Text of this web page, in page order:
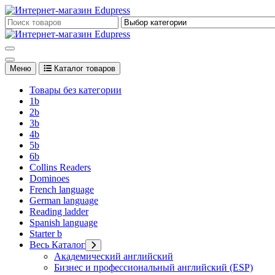
Перейти
к
содержимому
Edupress Uzbekistan, Edupress Узбекистан, книги, учебники на
Меню Каталог товаров
Товары без категории
1b
2b
3b
4b
5b
6b
Collins Readers
Dominoes
French language
German language
Reading ladder
Spanish language
Starter b
Весь Каталог
Академический английский
Бизнес и профессиональный английский (ESP)